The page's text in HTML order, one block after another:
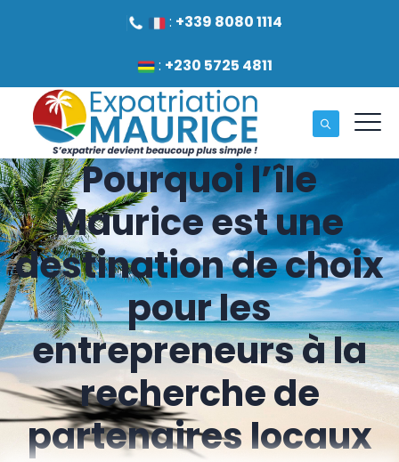
: +339 8080 1114
: +230 5725 4811
Pourquoi l’île
Maurice est une
destination de choix
pour les
entrepreneurs à la
recherche de
partenaires locaux